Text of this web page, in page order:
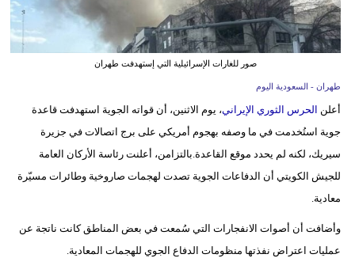
إعلام
تعليم
علوم
وتكنولوجيا
بيئة
أبراج
صور للغارات الإسرائيلية التي إستهدفت طهران
طهران - السعودية اليوم
أعلن الحرس الثوري الإيراني، يوم الاثنين، أن قواته الجوية استهدفت قاعدة
جوية استُخدمت في ما وصفه بهجوم أمريكي على برج اتصالات في جزيرة
سيريك، لكنه لم يحدد موقع القاعدة.بالتزامن، أعلنت رئاسة الأركان العامة
للجيش الكويتي أن الدفاعات الجوية تصدت لهجمات صاروخية وطائرات مسيّرة
معادية.
وأضافت أن أصوات الانفجارات التي سُمعت في بعض المناطق كانت ناتجة عن
عمليات اعتراض نفذتها منظومات الدفاع الجوي للهجمات المعادية.